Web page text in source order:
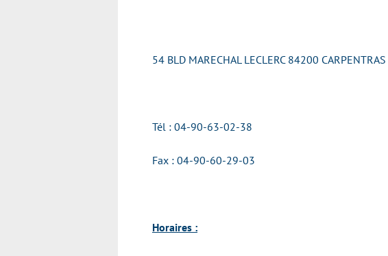
54 BLD MARECHAL LECLERC 84200 CARPENTRAS
Tél : 04-90-63-02-38
Fax : 04-90-60-29-03
Horaires :